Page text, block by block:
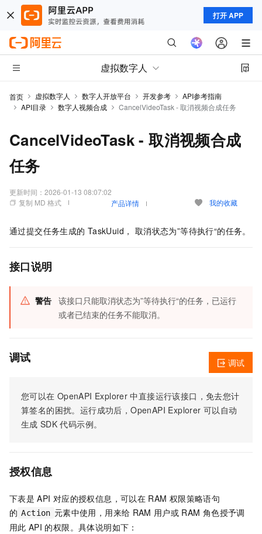
打开 APP
虚拟数字人
首页 虚拟数字人 数字人开放平台 开发参考
API参考指南
API目录
数字人视频合成 CancelVideoTask - 取消视频合成任务
CancelVideoTask - 取消视频合成
任务
更新时间： 2026-01-13 08:07:02
复制 MD 格式
产品详情 我的收藏
通过提交任务生成的 TaskUuid， 取消状态为”等待执行“的任务。
接口说明
警告 该接口只能取消状态为”等待执行“的任务，已运行
或者已结束的任务不能取消。
调试
您可以在 OpenAPI Explorer 中直接运行该接口，免去您计
算签名的困扰。运行成功后，OpenAPI Explorer 可以自动
生成 SDK 代码示例。
调试
授权信息
下表是 API 对应的授权信息，可以在 RAM 权限策略语句
的 Action 元素中使用，用来给 RAM 用户或 RAM 角色授予调
用此 API 的权限。具体说明如下：